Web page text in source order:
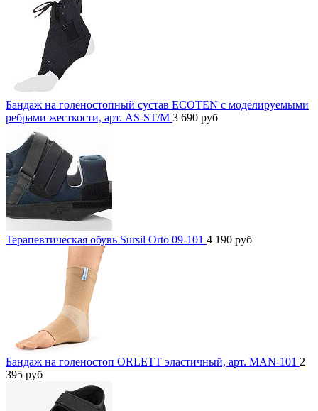
Бандаж на голеностопный сустав ECOTEN с моделируемыми
ребрами жесткости, арт. AS-ST/M 3 690 руб
Терапевтическая обувь Sursil Orto 09-101 4 190 руб
Бандаж на голеностоп ORLETT эластичный, арт. MAN-101 2
395 руб